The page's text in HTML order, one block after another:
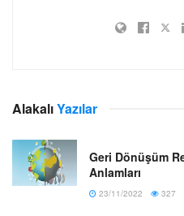
AlakalıYazılar
Geri Dönüşüm
Anlamları
23/11/2022 327